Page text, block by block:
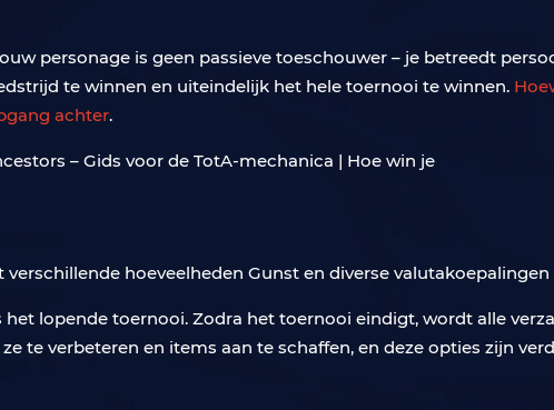
personage is geen passieve toeschouwer – je betreedt
te winnen en uiteindelijk het hele toernooi te winnen.
achter.
hoeveelheden Gunst en diverse valutakoepalingen
lopende toernooi. Zodra het toernooi eindigt, wordt alle
te verbeteren en items aan te schaffen, en deze opties zijn